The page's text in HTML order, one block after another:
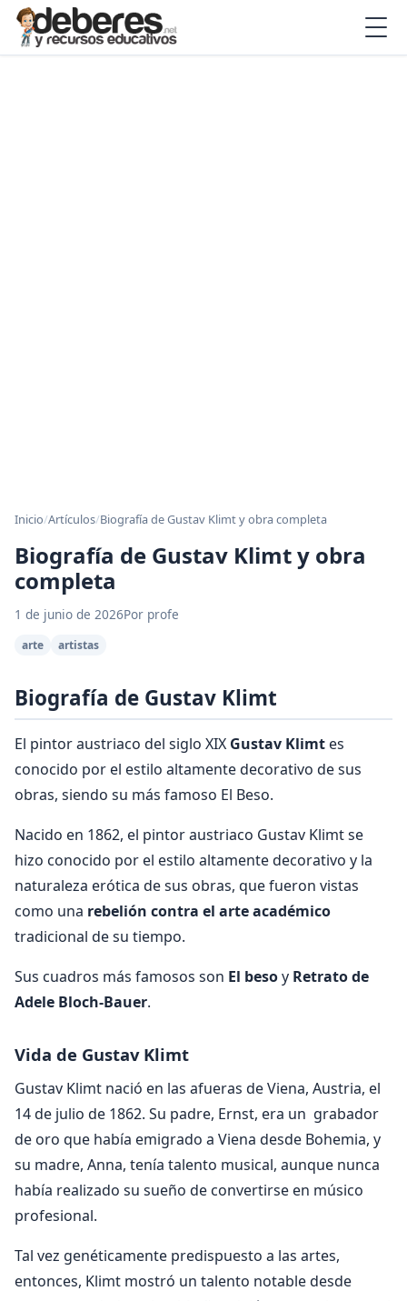
Inicio/Artículos/Biografía de Gustav Klimt y obra completa
Biografía de Gustav Klimt y obra
completa
1 de junio de 2026Por profe
arte artistas
Biografía de Gustav Klimt
El pintor austriaco del siglo XIX Gustav Klimt es
conocido por el estilo altamente decorativo de sus
obras, siendo su más famoso El Beso.
Nacido en 1862, el pintor austriaco Gustav Klimt se
hizo conocido por el estilo altamente decorativo y la
naturaleza erótica de sus obras, que fueron vistas
como una rebelión contra el arte académico
tradicional de su tiempo.
Sus cuadros más famosos son El besoy Retrato de
Adele Bloch-Bauer.
Vida de Gustav Klimt
Gustav Klimt nació en las afueras de Viena, Austria, el
14 de julio de 1862. Su padre, Ernst, era un grabador
de oro que había emigrado a Viena desde Bohemia, y
su madre, Anna, tenía talento musical, aunque nunca
había realizado su sueño de convertirse en músico
profesional.
Tal vez genéticamente predispuesto a las artes,
entonces, Klimt mostró un talento notable desde